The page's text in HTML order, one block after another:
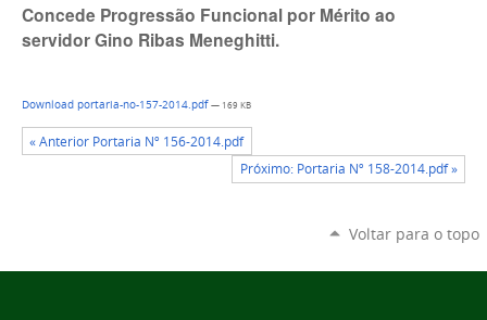
Concede Progressão Funcional por Mérito ao
servidor Gino Ribas Meneghitti.
Download portaria-no-157-2014.pdf— 169 KB
« Anterior Portaria Nº 156-2014.pdf
Próximo: Portaria Nº 158-2014.pdf »
Voltar para o topo